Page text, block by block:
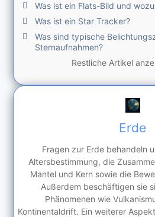
Was ist ein Flats-Bild und
Was ist ein Star Tracker?
Was sind typische
Sternaufnahmen?
Restliche Artikel
Erde
Fragen zur Erde behandeln
Altersbestimmung, die
Mantel und Kern sowie die
Außerdem beschäftigen sie
Phänomenen wie
Kontinentaldrift. Ein weiterer